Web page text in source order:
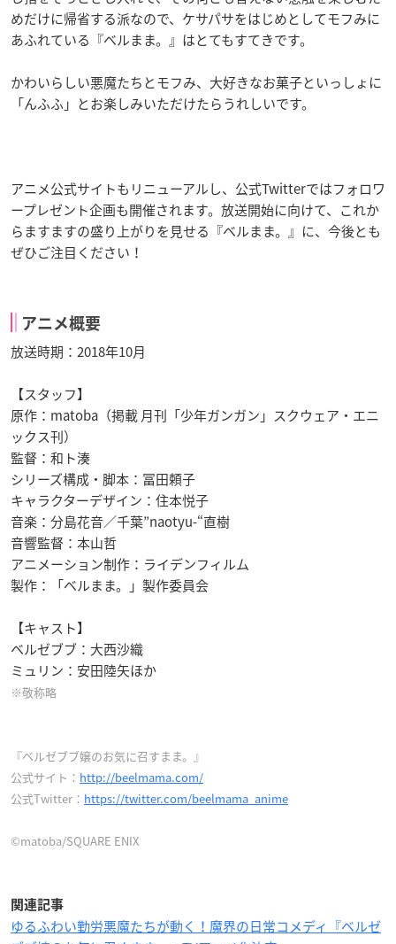
めだけに帰省する派なので、ケサパサをはじめとしてモフみに
あふれている『ベルまま。』はとてもすてきです。
かわいらしい悪魔たちとモフみ、大好きなお菓子といっしょに
「んふふ」とお楽しみいただけたらうれしいです。
アニメ公式サイトもリニューアルし、公式Twitterではフォロワ
ープレゼント企画も開催されます。放送開始に向けて、これか
らますますの盛り上がりを見せる『ベルまま。』に、今後とも
ぜひご注目ください！
アニメ概要
放送時期：2018年10月
【スタッフ】
原作：matoba（掲載 月刊「少年ガンガン」スクウェア・エニ
ックス刊）
監督：和ト湊
シリーズ構成・脚本：冨田頼子
キャラクターデザイン：住本悦子
音楽：分島花音／千葉”naotyu-“直樹
音響監督：本山哲
アニメーション制作：ライデンフィルム
製作：「ベルまま。」製作委員会
【キャスト】
ベルゼブブ：大西沙織
ミュリン：安田陸矢ほか
※敬称略
『ベルゼブブ嬢のお気に召すまま。』
公式サイト： http://beelmama.com/
公式Twitter： https://twitter.com/beelmama_anime
©matoba/SQUARE ENIX
関連記事
ゆるふわい勤労悪魔たちが動く！魔界の日常コメディ『ベルゼ